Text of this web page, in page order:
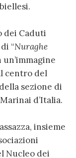
dei Caduti
“Nuraghe
centro del
sezione di
d’Italia.
insieme
Nucleo dei